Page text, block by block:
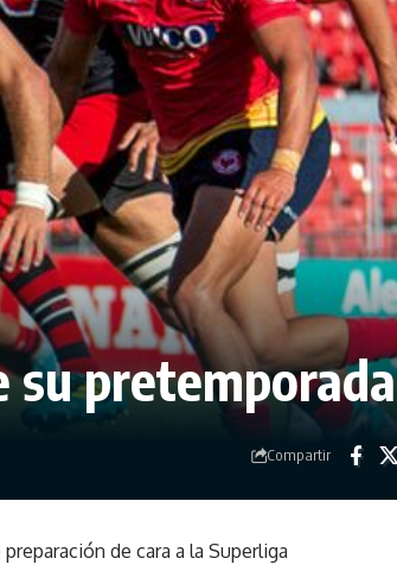
su pretemporada
Compartir
de cara a la Superliga